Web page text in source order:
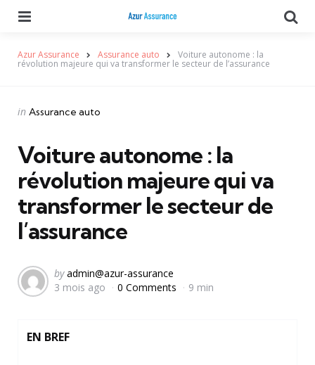
Azur Assurance Assurance auto Voiture autonome : la
révolution majeure qui va transformer le secteur de l’assurance
Categories
Posted
in Assurance auto
Voiture autonome : la
révolution majeure qui va
transformer le secteur de
l’assurance
Posted
by
by admin@azur-assurance
3 mois ago
0 Comments 9 min
EN BREF